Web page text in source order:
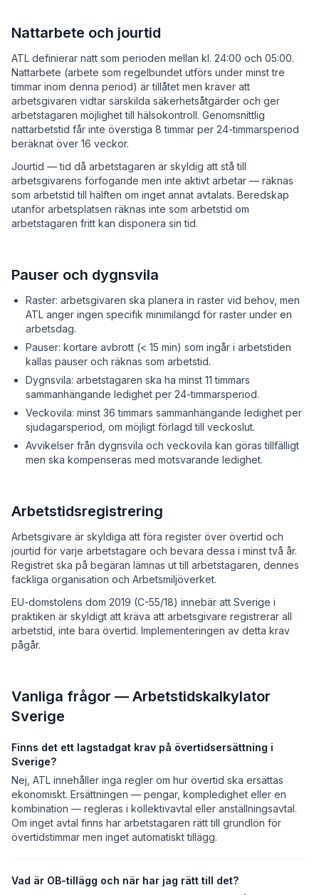
Nattarbete och jourtid
ATL definierar natt som perioden mellan kl. 24:00 och 05:00.
Nattarbete (arbete som regelbundet utförs under minst tre
timmar inom denna period) är tillåtet men kräver att
arbetsgivaren vidtar särskilda säkerhetsåtgärder och ger
arbetstagaren möjlighet till hälsokontroll. Genomsnittlig
nattarbetstid får inte överstiga 8 timmar per 24-timmarsperiod
beräknat över 16 veckor.
Jourtid — tid då arbetstagaren är skyldig att stå till
arbetsgivarens förfogande men inte aktivt arbetar — räknas
som arbetstid till hälften om inget annat avtalats. Beredskap
utanför arbetsplatsen räknas inte som arbetstid om
arbetstagaren fritt kan disponera sin tid.
Pauser och dygnsvila
Raster: arbetsgivaren ska planera in raster vid behov, men
ATL anger ingen specifik minimilängd för raster under en
arbetsdag.
Pauser: kortare avbrott (< 15 min) som ingår i arbetstiden
kallas pauser och räknas som arbetstid.
Dygnsvila: arbetstagaren ska ha minst 11 timmars
sammanhängande ledighet per 24-timmarsperiod.
Veckovila: minst 36 timmars sammanhängande ledighet per
sjudagarsperiod, om möjligt förlagd till veckoslut.
Avvikelser från dygnsvila och veckovila kan göras tillfälligt
men ska kompenseras med motsvarande ledighet.
Arbetstidsregistrering
Arbetsgivare är skyldiga att föra register över övertid och
jourtid för varje arbetstagare och bevara dessa i minst två år.
Registret ska på begäran lämnas ut till arbetstagaren, dennes
fackliga organisation och Arbetsmiljöverket.
EU-domstolens dom 2019 (C-55/18) innebär att Sverige i
praktiken är skyldigt att kräva att arbetsgivare registrerar all
arbetstid, inte bara övertid. Implementeringen av detta krav
pågår.
Vanliga frågor — Arbetstidskalkylator
Sverige
Finns det ett lagstadgat krav på övertidsersättning i
Sverige?
Nej, ATL innehåller inga regler om hur övertid ska ersättas
ekonomiskt. Ersättningen — pengar, kompledighet eller en
kombination — regleras i kollektivavtal eller anställningsavtal.
Om inget avtal finns har arbetstagaren rätt till grundlön för
övertidstimmar men inget automatiskt tillägg.
Vad är OB-tillägg och när har jag rätt till det?